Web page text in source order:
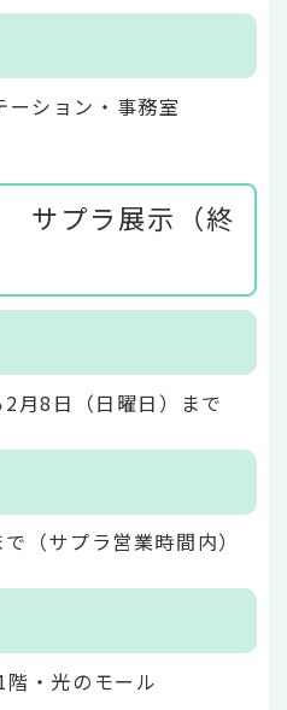
ション・事務室
サプラ展示（終
月8日（日曜日）まで
（サプラ営業時間内）
・光のモール